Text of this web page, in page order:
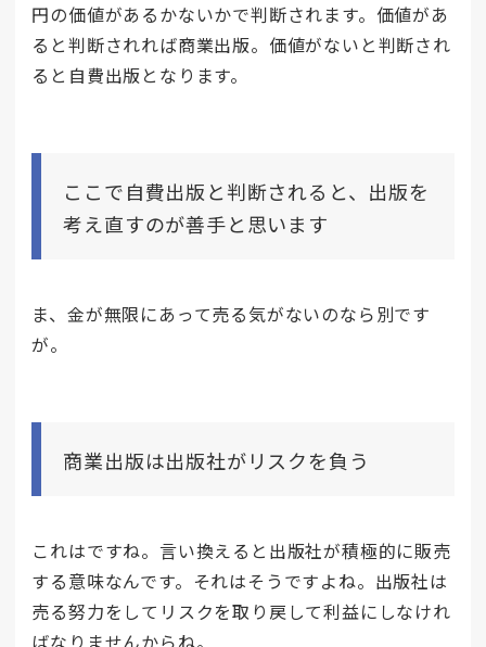
円の価値があるかないかで判断されます。価値があ
ると判断されれば商業出版。価値がないと判断され
ると自費出版となります。
ここで自費出版と判断されると、出版を
考え直すのが善手と思います
ま、金が無限にあって売る気がないのなら別です
が。
商業出版は出版社がリスクを負う
これはですね。言い換えると出版社が積極的に販売
する意味なんです。それはそうですよね。出版社は
売る努力をしてリスクを取り戻して利益にしなけれ
ばなりませんからね。